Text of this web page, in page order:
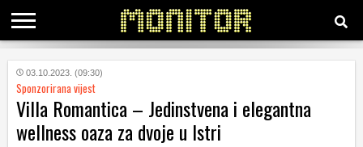
KATEGORIJE
HRVATSKI
WEB
03.10.2023. (09:30)
Sponzorirana vijest
Villa Romantica – Jedinstvena i elegantna
wellness oaza za dvoje u Istri